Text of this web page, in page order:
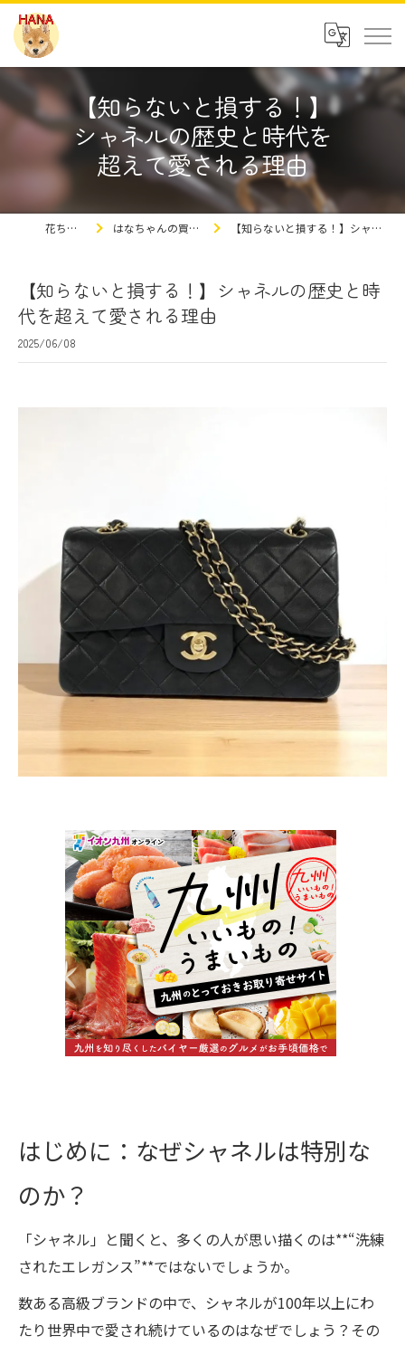
【知らないと損する！】
シャネルの歴史と時代を
超えて愛される理由
花ちゃんの豆知識 はなちゃんの買取屋さんの豆知識ブログ 【知らないと損する！】シャネルの歴史と時代を超えて愛される理由
【知らないと損する！】シャネルの歴史と時
代を超えて愛される理由
2025/06/08
はじめに：なぜシャネルは特別な
のか？
「シャネル」と聞くと、多くの人が思い描くのは**“洗練
されたエレガンス”**ではないでしょうか。
数ある高級ブランドの中で、シャネルが100年以上にわ
たり世界中で愛され続けているのはなぜでしょう？その